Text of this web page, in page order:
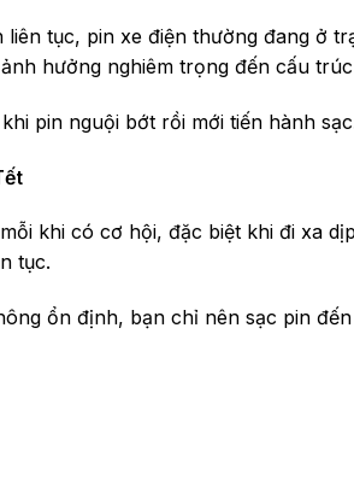
tục, pin xe điện thường đang ở
hưởng nghiêm trọng đến cấu
pin nguội bớt rồi mới tiến hành
khi có cơ hội, đặc biệt khi đi xa
tục.
ổn định, bạn chỉ nên sạc pin